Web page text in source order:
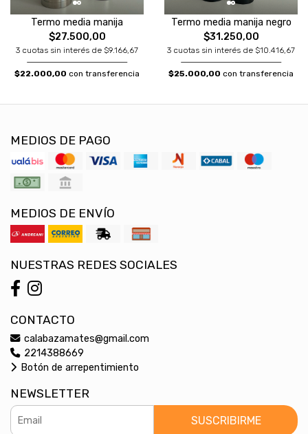
Termo media manija
$27.500,00
3 cuotas sin interés de $9.166,67
$22.000,00 con transferencia
Termo media manija negro
$31.250,00
3 cuotas sin interés de $10.416,67
$25.000,00 con transferencia
MEDIOS DE PAGO
MEDIOS DE ENVÍO
NUESTRAS REDES SOCIALES
CONTACTO
calabazamates@gmail.com
2214388669
Botón de arrepentimiento
NEWSLETTER
SUSCRIBIRME